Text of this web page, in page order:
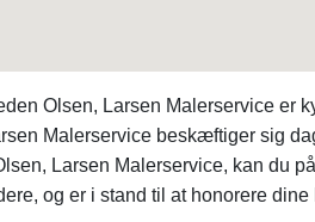
Olsen, Larsen Malerservice er
Malerservice beskæftiger sig
Larsen Malerservice, kan du
og er i stand til at honorere dine